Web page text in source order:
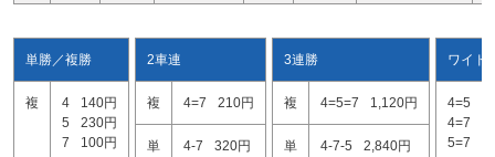
単勝／複勝
複 4
140円
5
230円
7
100円
2車連
複 4=7 210円
単 4-7 320円
3連勝
複 4=5=7 1,120円
単 4-7-5 2,840円
ワイド
4=5
4=7
5=7